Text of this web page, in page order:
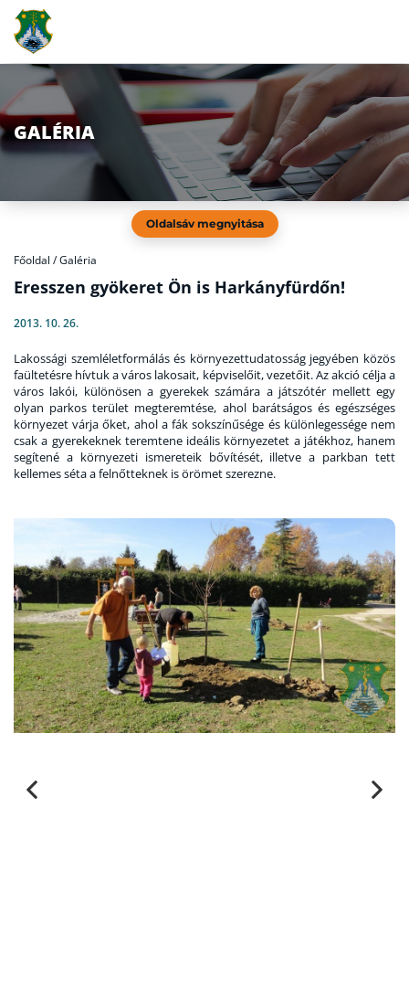
GALÉRIA
Oldalsáv megnyitása
Főoldal /Galéria
Eresszen gyökeret Ön is Harkányfürdőn!
2013. 10. 26.
Lakossági szemléletformálás és környezettudatosság jegyében közös
faültetésre hívtuk a város lakosait, képviselőit, vezetőit. Az akció célja a
város lakói, különösen a gyerekek számára a játszótér mellett egy
olyan parkos terület megteremtése, ahol barátságos és egészséges
környezet várja őket, ahol a fák sokszínűsége és különlegessége nem
csak a gyerekeknek teremtene ideális környezetet a játékhoz, hanem
segítené a környezeti ismereteik bővítését, illetve a parkban tett
kellemes séta a felnőtteknek is örömet szerezne.